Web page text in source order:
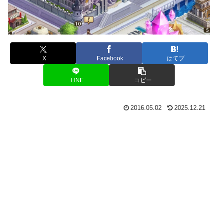
X Facebook はてブ
LINE コピー
2016.05.02 2025.12.21